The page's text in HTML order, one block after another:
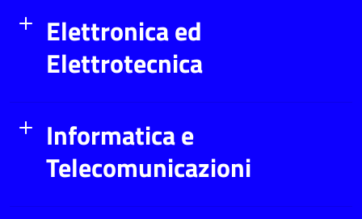
Elettronica ed
Elettrotecnica
Informatica e
Telecomunicazioni